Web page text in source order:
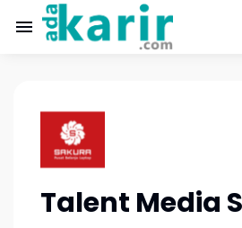
Talent Media